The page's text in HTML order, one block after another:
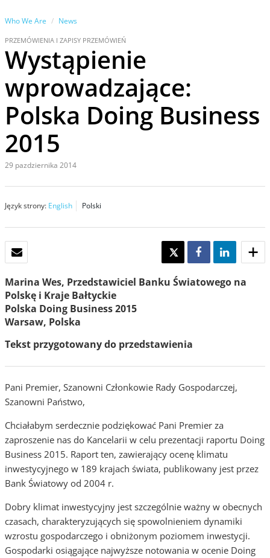
Who We Are News
PRZEMÓWIENIA I ZAPISY PRZEMÓWIEŃ
Wystąpienie
wprowadzające:
Polska Doing Business
2015
29 pazdziernika 2014
Język strony: English Polski
TWEET SHARE SHARE
Marina Wes, Przedstawiciel Banku Światowego na
Polskę i Kraje Bałtyckie
Polska Doing Business 2015
Warsaw, Polska
Tekst przygotowany do przedstawienia
Pani Premier, Szanowni Członkowie Rady Gospodarczej,
Szanowni Państwo,
Chciałabym serdecznie podziękować Pani Premier za
zaproszenie nas do Kancelarii w celu prezentacji raportu Doing
Business 2015. Raport ten, zawierający ocenę klimatu
inwestycyjnego w 189 krajach świata, publikowany jest przez
Bank Światowy od 2004 r.
Dobry klimat inwestycyjny jest szczególnie ważny w obecnych
czasach, charakteryzujących się spowolnieniem dynamiki
wzrostu gospodarczego i obniżonym poziomem inwestycji.
Gospodarki osiągające najwyższe notowania w ocenie Doing